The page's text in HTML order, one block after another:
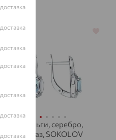
64%
Серьги, серебро,
топаз, SOKOLOV
доставка
доставка
доставка
доставка
доставка
доставка
доставка